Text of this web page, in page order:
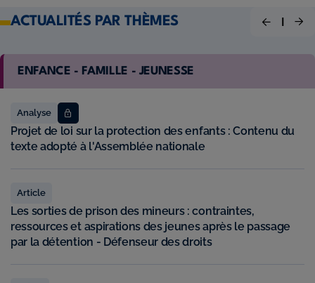
ACTUALITÉS PAR THÈMES
du
GRAND ÂGE
Préparation de la Conférence nationale
l’Uniopss apporte sa contribution
Améliorer le quotidien des personnes
Appel à projets de la Fondation des